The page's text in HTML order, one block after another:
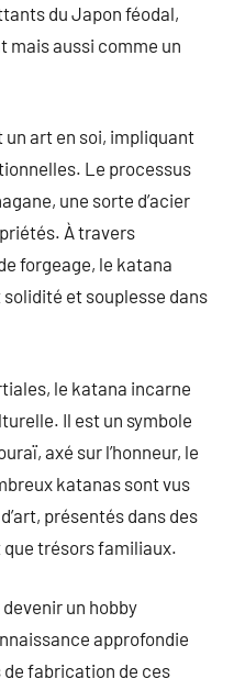
du Japon féodal,
mais aussi comme un
un art en soi, impliquant
Le processus
une sorte d’acier
À travers
forgeage, le katana
et souplesse dans
le katana incarne
Il est un symbole
axé sur l’honneur, le
katanas sont vus
présentés dans des
trésors familiaux.
un hobby
approfondie
fabrication de ces